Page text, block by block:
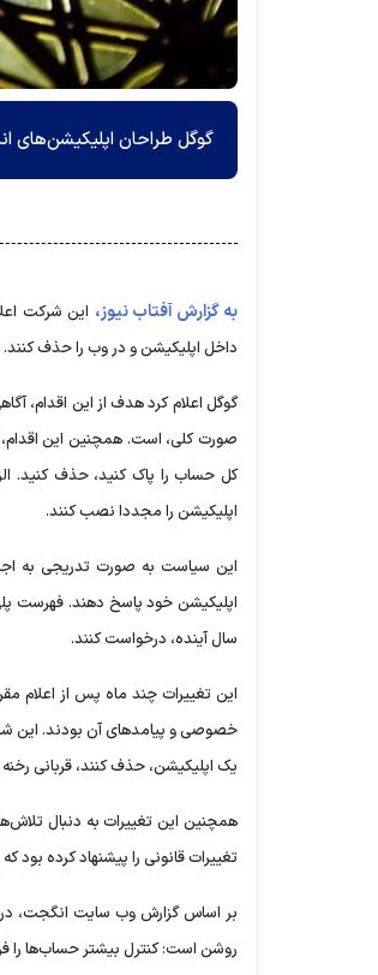
گوگل طراحان اپلیکیشن‌های
به گزارش آفتاب نیوز، این شرکت
داخل اپلیکیشن و در وب را حذف
گوگل اعلام کرد هدف از این اقدام،
صورت کلی، است. همچنین این اقدام،
کل حساب را پاک کنید، حذف کنید.
اپلیکیشن را مجددا نصب کنند.
این سیاست به صورت تدریجی به
سال آینده، درخواست کنند.
این تغییرات چند ماه پس از اعلام
خصوصی و پیامد‌های آن بودند. این
یک اپلیکیشن، حذف کنند، قربانی
همچنین این تغییرات به دنبال
تغییرات قانونی را پیشنهاد کرده بود
بر اساس گزارش وب سایت انگجت، در
روشن است: کنترل بیشتر حساب‌ها را